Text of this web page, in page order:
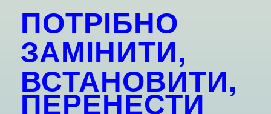
ПОТРІБНО
ЗАМІНИТИ,
ВСТАНОВИТИ,
ПЕРЕНЕСТИ